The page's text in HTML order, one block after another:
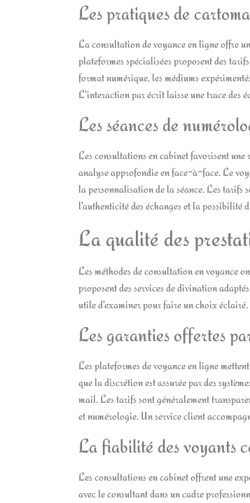
Les pratiques de
La consultation de voyance en ligne offre
plateformes spécialisées proposent des
format numérique, les médiums
L'interaction par écrit laisse une trace des
Les séances de
Les consultations en cabinet favorisent
analyse approfondie en face-à-face. Le
la personnalisation de la séance. Les tarifs
l'authenticité des échanges et la possibilité
La qualité des
Les méthodes de consultation en voyance
proposent des services de divination
utile d'examiner pour faire un choix éclairé.
Les garanties offertes
Les plateformes de voyance en ligne
que la discrétion est assurée par des
mail. Les tarifs sont généralement
et numérologie. Un service client
La fiabilité des voyants
Les consultations en cabinet offrent une
avec le consultant dans un cadre